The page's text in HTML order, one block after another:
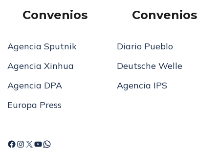
Convenios
Agencia Sputnik
Agencia Xinhua
Agencia DPA
Europa Press
Convenios
Diario Pueblo
Deutsche Welle
Agencia IPS